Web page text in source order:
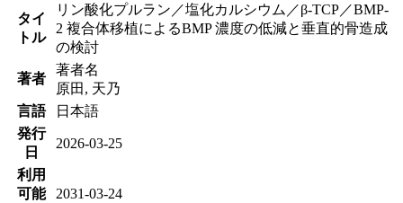
タイ
トル
リン酸化プルラン／塩化カルシウム／β-TCP／BMP-
2 複合体移植によるBMP 濃度の低減と垂直的骨造成
の検討
著者
著者名
原田, 天乃
言語
日本語
発行
日
2026-03-25
利用
可能
2031-03-24